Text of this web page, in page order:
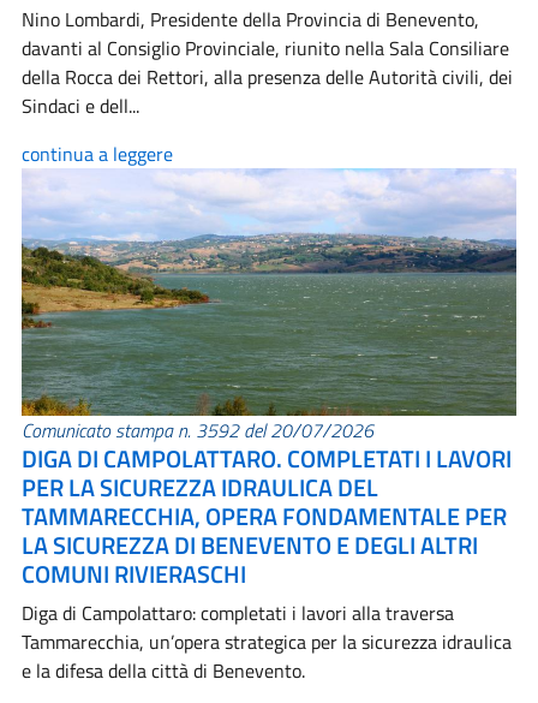
Nino Lombardi, Presidente della Provincia di Benevento,
davanti al Consiglio Provinciale, riunito nella Sala Consiliare
della Rocca dei Rettori, alla presenza delle Autorità civili, dei
Sindaci e dell...
continua a leggere
Comunicato stampa n. 3592 del 20/07/2026
DIGA DI CAMPOLATTARO. COMPLETATI I LAVORI
PER LA SICUREZZA IDRAULICA DEL
TAMMARECCHIA, OPERA FONDAMENTALE PER
LA SICUREZZA DI BENEVENTO E DEGLI ALTRI
COMUNI RIVIERASCHI
Diga di Campolattaro: completati i lavori alla traversa
Tammarecchia, un’opera strategica per la sicurezza idraulica
e la difesa della città di Benevento.